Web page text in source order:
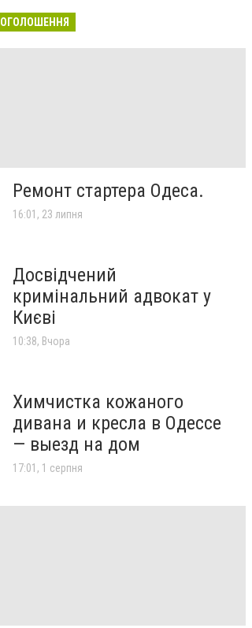
ОГОЛОШЕННЯ
Ремонт стартера Одеса.
16:01, 23 липня
Досвідчений
кримінальний адвокат у
Києві
10:38, Вчора
Химчистка кожаного
дивана и кресла в Одессе
— выезд на дом
17:01, 1 серпня